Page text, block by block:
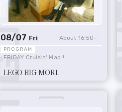
08/07 Fri 16:50
FRIDAY Cruisin' Map!!
LEGO BIG MORL